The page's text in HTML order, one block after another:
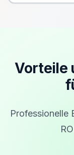
Vorteile
Professionelle